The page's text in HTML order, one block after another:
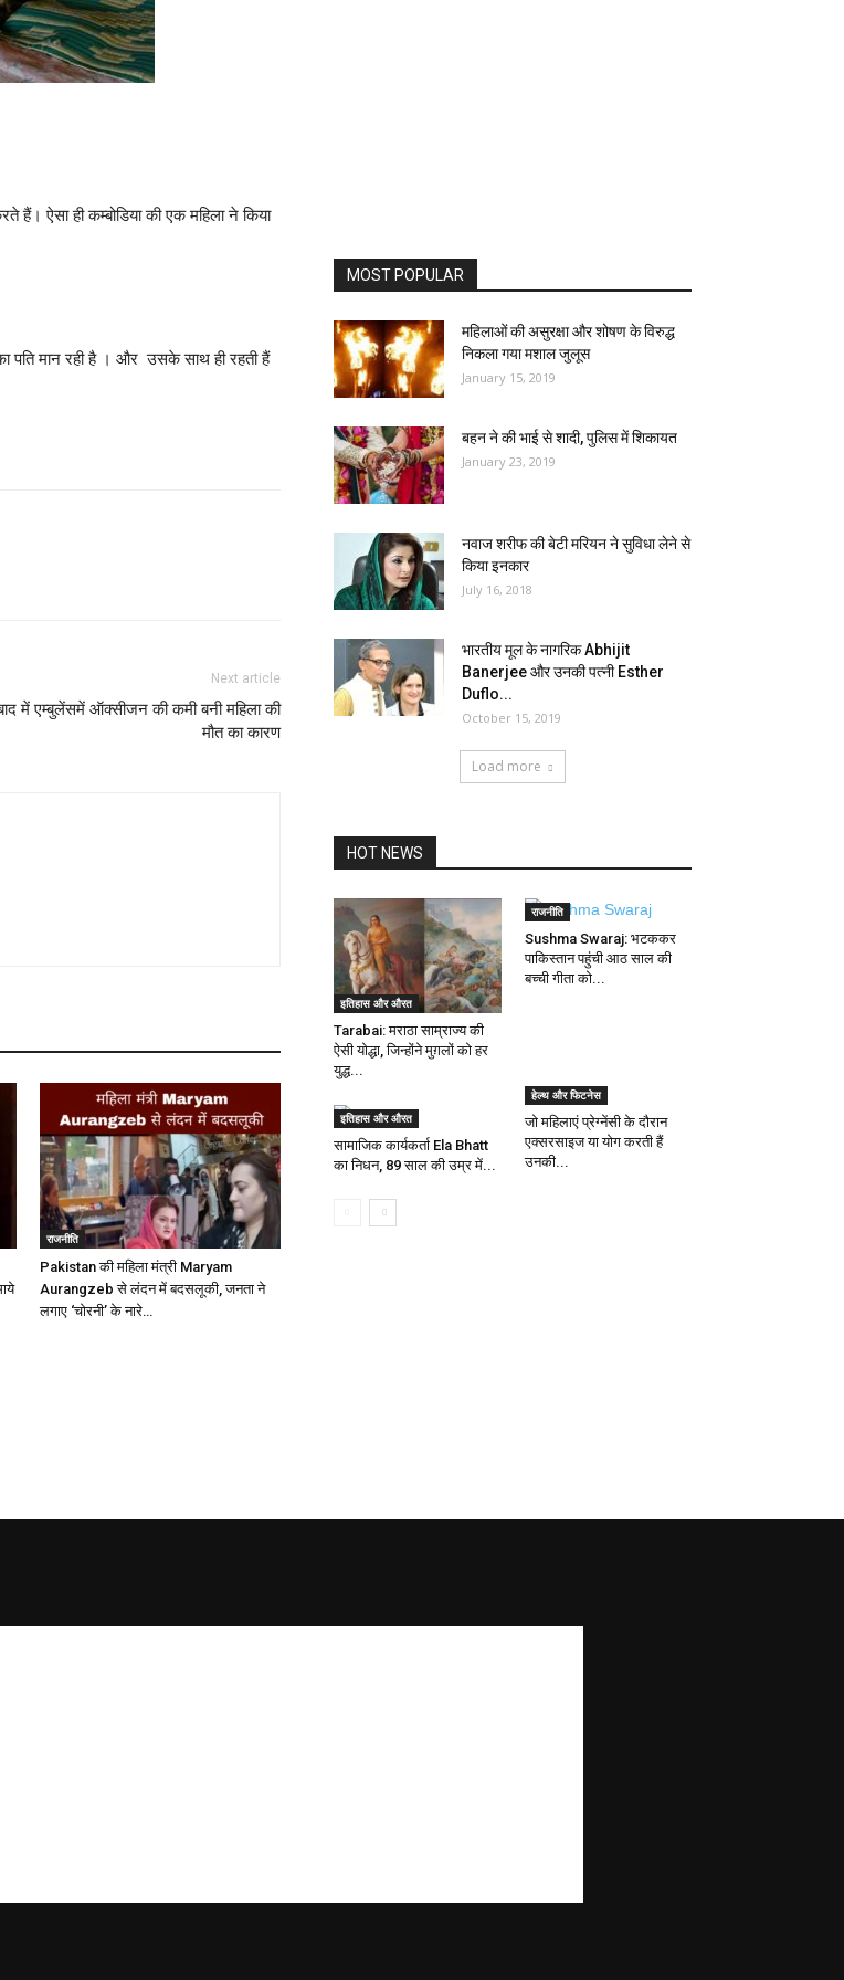
ऐसा ही कम्बोडिया की एक महिला ने किया
पति मान रही है । और उसके साथ ही रहती हैं
Next article
में एम्बुलेंसमें ऑक्सीजन की कमी बनी महिला की
मौत का कारण
राजनीति
Pakistan की महिला मंत्री Maryam
Aurangzeb से लंदन में बदसलूकी, जनता ने
लगाए ‘चोरनी’ के नारे…
MOST POPULAR
महिलाओं की असुरक्षा और शोषण के विरुद्ध
निकला गया मशाल जुलूस
January 15, 2019
बहन ने की भाई से शादी, पुलिस में शिकायत
January 23, 2019
नवाज शरीफ की बेटी मरियन ने सुविधा लेने से
किया इनकार
July 16, 2018
भारतीय मूल के नागरिक Abhijit
Banerjee और उनकी पत्नी Esther
Duflo...
October 15, 2019
Load more
HOT NEWS
इतिहास और औरत
Tarabai: मराठा साम्राज्य की
ऐसी योद्धा, जिन्होंने मुग़लों को हर
युद्ध...
राजनीति
Sushma Swaraj: भटककर
पाकिस्तान पहुंची आठ साल की
बच्ची गीता को...
इतिहास और औरत
सामाजिक कार्यकर्ता Ela Bhatt
का निधन, 89 साल की उम्र में...
हेल्थ और फिटनेस
जो महिलाएं प्रेग्नेंसी के दौरान
एक्सरसाइज या योग करती हैं
उनकी...